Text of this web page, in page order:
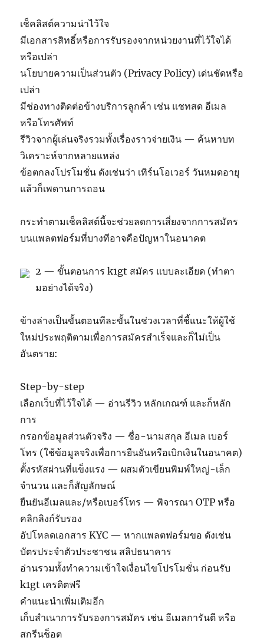
เช็คลิสต์ความน่าไว้ใจ
มีเอกสารสิทธิ์หรือการรับรองจากหน่วยงานที่ไว้ใจได้
หรือเปล่า
นโยบายความเป็นส่วนตัว (Privacy Policy) เด่นชัดหรือ
เปล่า
มีช่องทางติดต่อข้างบริการลูกค้า เช่น แชทสด อีเมล
หรือโทรศัพท์
รีวิวจากผู้เล่นจริงรวมทั้งเรื่องราวจ่ายเงิน — ค้นหาบท
วิเคราะห์จากหลายแหล่ง
ข้อตกลงโปรโมชั่น ดังเช่นว่า เทิร์นโอเวอร์ วันหมดอายุ
แล้วก็เพดานการถอน
กระทำตามเช็คลิสต์นี้จะช่วยลดการเสี่ยงจากการสมัคร
บนแพลตฟอร์มที่บางทีอาจคือปัญหาในอนาคต
2 — ขั้นตอนการ k1gt สมัคร แบบละเอียด (ทำตา
มอย่างได้จริง)
ข้างล่างเป็นขั้นตอนทีละขั้นในช่วงเวลาที่ชี้แนะให้ผู้ใช้
ใหม่ประพฤติตามเพื่อการสมัครสำเร็จและก็ไม่เป็น
อันตราย:
Step-by-step
เลือกเว็บที่ไว้ใจได้ — อ่านรีวิว หลักเกณฑ์ และก็หลัก
การ
กรอกข้อมูลส่วนตัวจริง — ชื่อ-นามสกุล อีเมล เบอร์
โทร (ใช้ข้อมูลจริงเพื่อการยืนยันหรือเบิกเงินในอนาคต)
ตั้งรหัสผ่านที่แข็งแรง — ผสมตัวเขียนพิมพ์ใหญ่-เล็ก
จำนวน และก็สัญลักษณ์
ยืนยันอีเมลและ/หรือเบอร์โทร — พิจารณา OTP หรือ
คลิกลิงก์รับรอง
อัปโหลดเอกสาร KYC — หากแพลตฟอร์มขอ ดังเช่น
บัตรประจำตัวประชาชน สลิปธนาคาร
อ่านรวมทั้งทำความเข้าใจเงื่อนไขโปรโมชั่น ก่อนรับ
k1gt เครดิตฟรี
คำแนะนำเพิ่มเติมอีก
เก็บสำเนาการรับรองการสมัคร เช่น อีเมลการันตี หรือ
สกรีนช็อต